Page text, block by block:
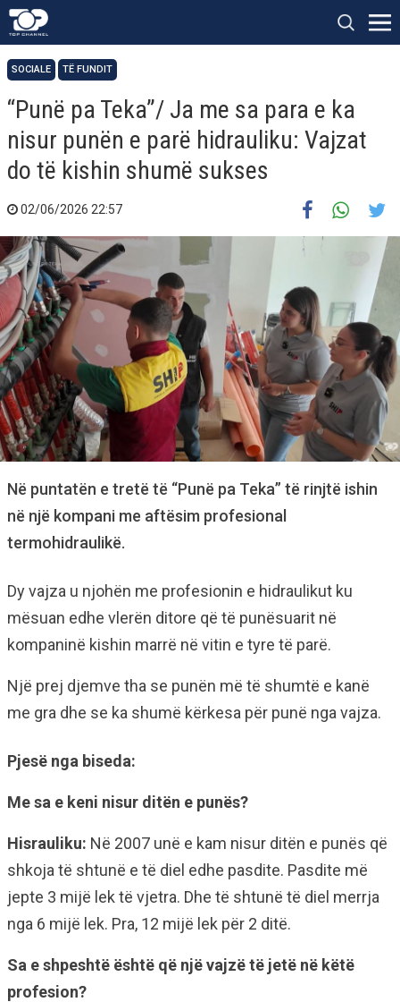
SOCIALE TË FUNDIT
“Punë pa Teka”/ Ja me sa para e ka
nisur punën e parë hidrauliku: Vajzat
do të kishin shumë sukses
02/06/2026 22:57
Në puntatën e tretë të “Punë pa Teka” të rinjtë ishin
në një kompani me aftësim profesional
termohidraulikë.
Dy vajza u njohën me profesionin e hidraulikut ku
mësuan edhe vlerën ditore që të punësuarit në
kompaninë kishin marrë në vitin e tyre të parë.
Një prej djemve tha se punën më të shumtë e kanë
me gra dhe se ka shumë kërkesa për punë nga vajza.
Pjesë nga biseda:
Me sa e keni nisur ditën e punës?
Hisrauliku: Në 2007 unë e kam nisur ditën e punës që
shkoja të shtunë e të diel edhe pasdite. Pasdite më
jepte 3 mijë lek të vjetra. Dhe të shtunë të diel merrja
nga 6 mijë lek. Pra, 12 mijë lek për 2 ditë.
Sa e shpeshtë është që një vajzë të jetë në këtë
profesion?